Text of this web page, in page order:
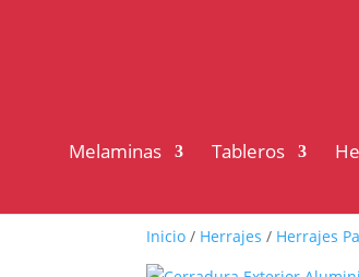
Melaminas Tableros
Inicio / Herrajes / Herrajes